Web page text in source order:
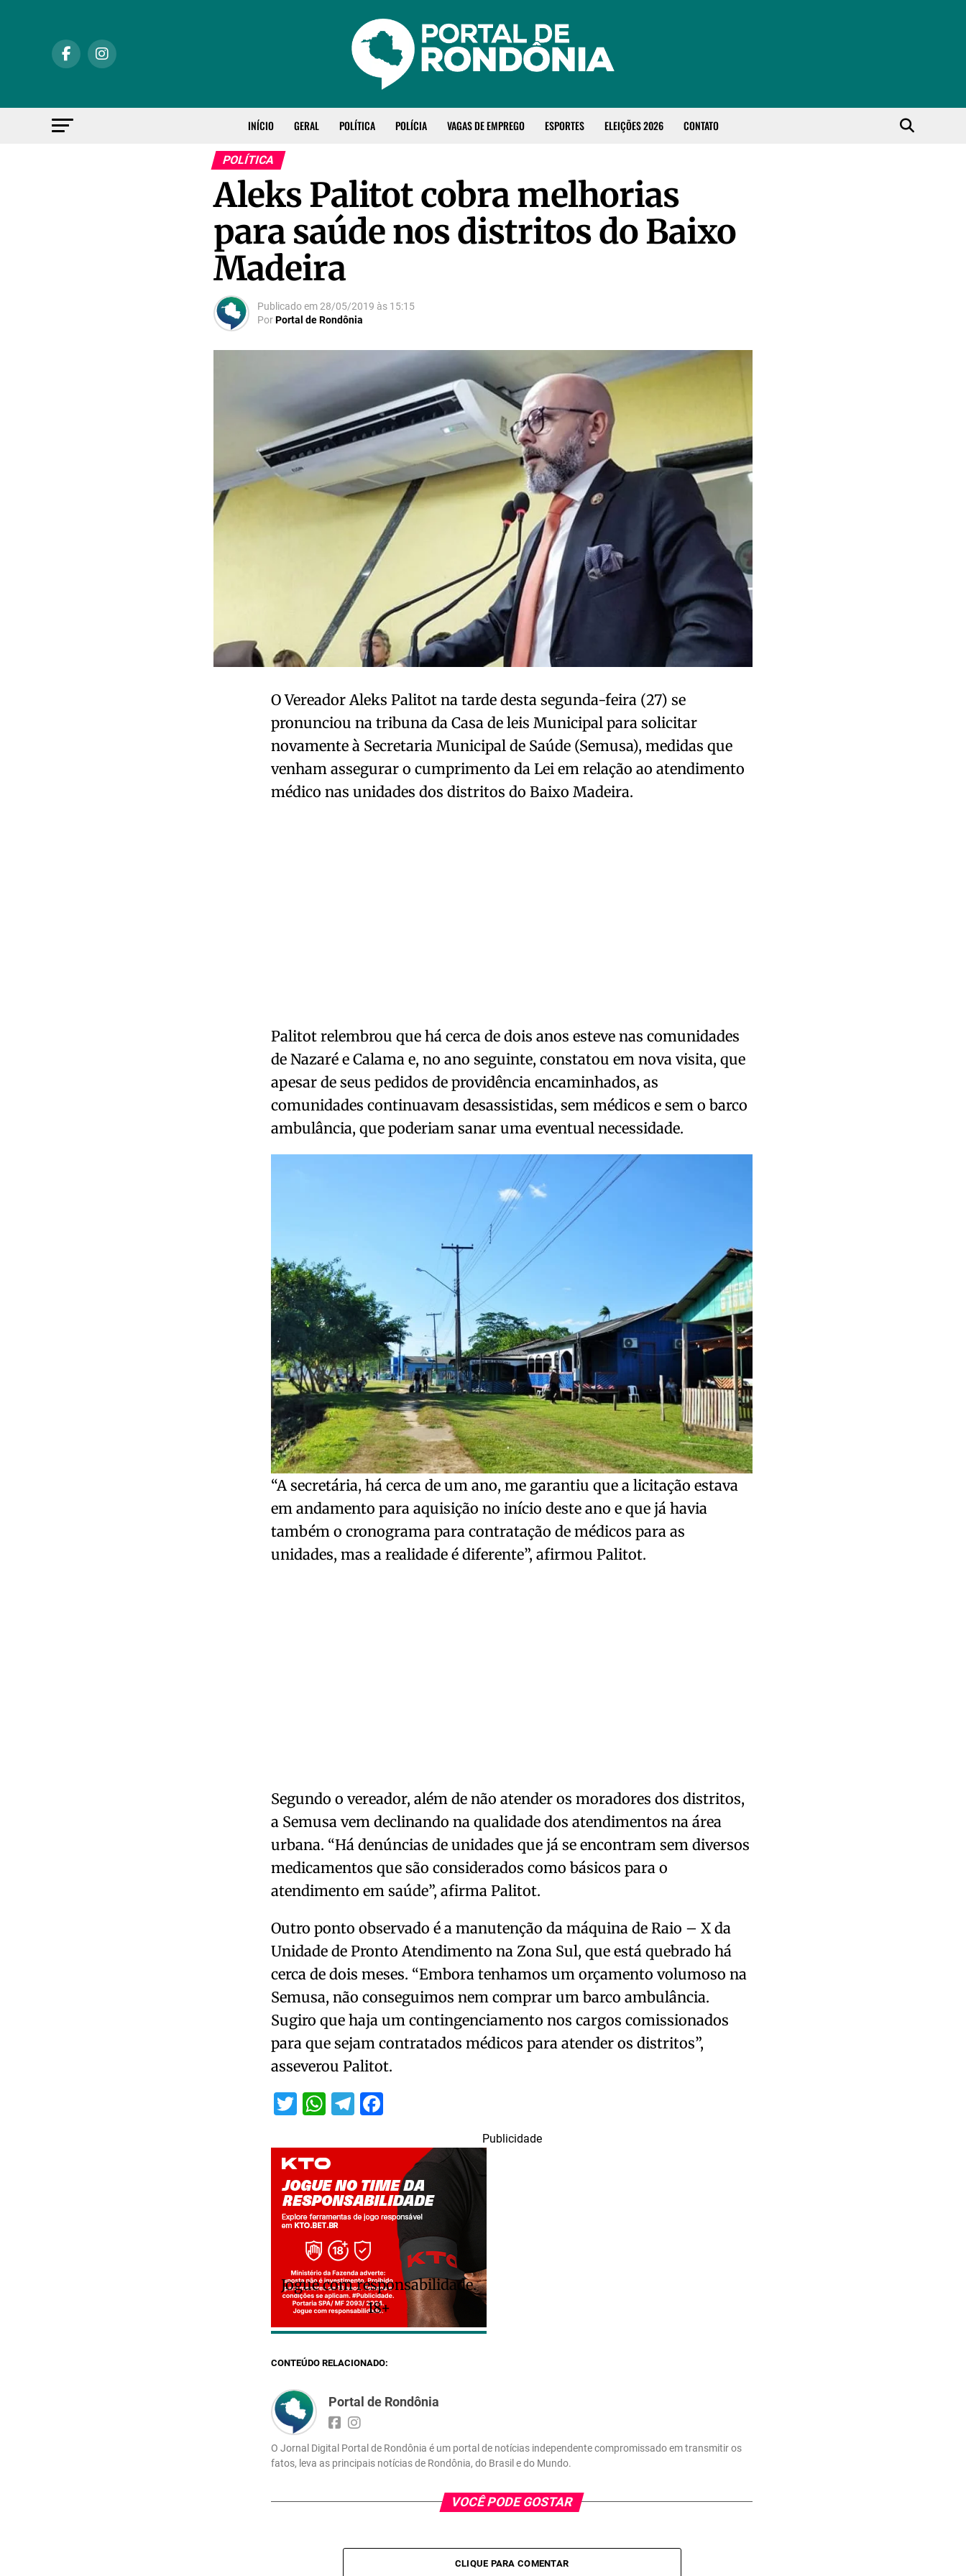
INÍCIO GERAL POLÍTICA POLÍCIA VAGAS DE EMPREGO ESPORTES ELEIÇÕES 2026 CONTATO
POLÍTICA
Aleks Palitot cobra melhorias
para saúde nos distritos do Baixo
Madeira
Publicado em28/05/2019 às 15:15
PorPortal de Rondônia
O Vereador Aleks Palitot na tarde desta segunda-feira (27) se
pronunciou na tribuna da Casa de leis Municipal para solicitar
novamente à Secretaria Municipal de Saúde (Semusa), medidas que
venham assegurar o cumprimento da Lei em relação ao atendimento
médico nas unidades dos distritos do Baixo Madeira.
Palitot relembrou que há cerca de dois anos esteve nas comunidades
de Nazaré e Calama e, no ano seguinte, constatou em nova visita, que
apesar de seus pedidos de providência encaminhados, as
comunidades continuavam desassistidas, sem médicos e sem o barco
ambulância, que poderiam sanar uma eventual necessidade.
“A secretária, há cerca de um ano, me garantiu que a licitação estava
em andamento para aquisição no início deste ano e que já havia
também o cronograma para contratação de médicos para as
unidades, mas a realidade é diferente”, afirmou Palitot.
Segundo o vereador, além de não atender os moradores dos distritos,
a Semusa vem declinando na qualidade dos atendimentos na área
urbana. “Há denúncias de unidades que já se encontram sem diversos
medicamentos que são considerados como básicos para o
atendimento em saúde”, afirma Palitot.
Outro ponto observado é a manutenção da máquina de Raio – X da
Unidade de Pronto Atendimento na Zona Sul, que está quebrado há
cerca de dois meses. “Embora tenhamos um orçamento volumoso na
Semusa, não conseguimos nem comprar um barco ambulância.
Sugiro que haja um contingenciamento nos cargos comissionados
para que sejam contratados médicos para atender os distritos”,
asseverou Palitot.
Twitter
WhatsApp
Telegram
Publicidade
Jogue com responsabilidade.
18+
CONTEÚDO RELACIONADO:
Portal de Rondônia
O Jornal Digital Portal de Rondônia é um portal de notícias independente compromissado em transmitir os
fatos, leva as principais notícias de Rondônia, do Brasil e do Mundo.
VOCÊ PODE GOSTAR
CLIQUE PARA COMENTAR